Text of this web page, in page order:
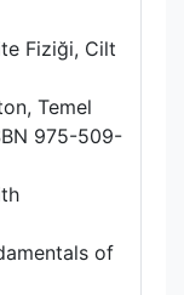
Fiziği, Cilt
Temel
975-509-
of